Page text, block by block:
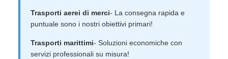
Trasporti aerei di merci- La consegna rapida e
puntuale sono i nostri obiettivi primari!
Trasporti marittimi- Soluzioni economiche con
servizi professionali su misura!